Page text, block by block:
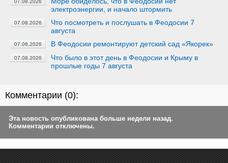
07.08.2026
электроэнергии, и начало штормить
07.08.2026
Что посмотреть и послушать в Феодосии 7
августа
07.08.2026 В Феодосии ремонтируют детский сад «Якорек»
07.08.2026
Что было в этот день в Феодосии и Крыму в
прошлые годы 7 августа
Комментарии (0):
Эта новость опубликована больше недели назад.
Комментарии отключены.